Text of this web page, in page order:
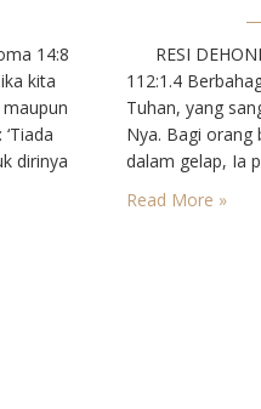
14:8
kita
dirinya
RESI
112:1.4
Tuhan, yang
Nya. Bagi orang
dalam gelap, Ia
berlaku adil.
tetaplah cinta
Read More »